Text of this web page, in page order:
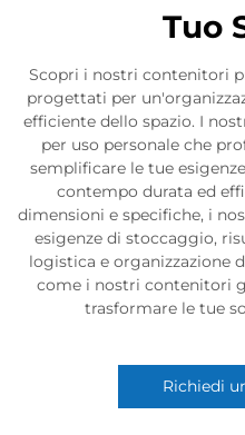
Tuo
Scopri i nostri contenitori
progettati per
efficiente dello spazio. I
per uso personale che
semplificare le tue
contempo durata ed
dimensioni e specifiche, i
esigenze di stoccaggio,
logistica e organizzazione
come i nostri contenitori
trasformare le tue
Richiedi